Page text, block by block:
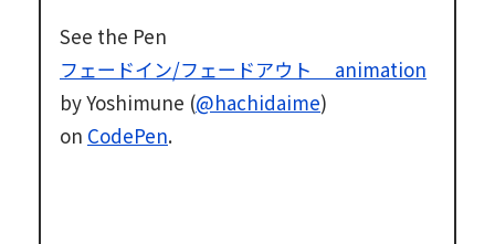
See the Pen
フェードイン/フェードアウト animation
by Yoshimune (@hachidaime)
on CodePen.